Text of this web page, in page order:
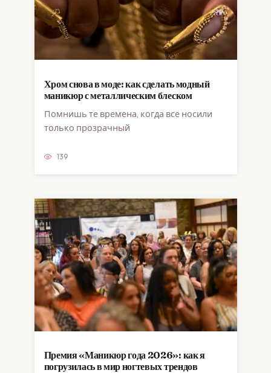
Хром снова в моде: как сделать модный
маникюр с металлическим блеском
Помнишь те времена, когда все носили
только прозрачный
139
Премия «Маникюр года 2026»: как я
погрузилась в мир ногтевых трендов